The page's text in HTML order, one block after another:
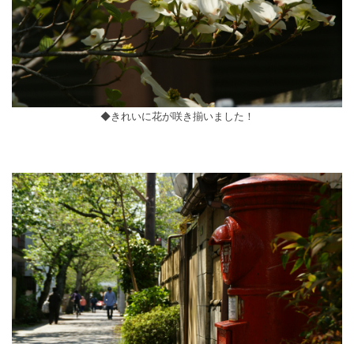
◆きれいに花が咲き揃いました！